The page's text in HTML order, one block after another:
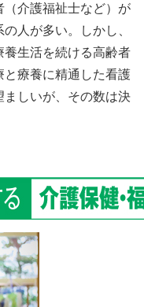
（介護福祉士など）が
人が多い。しかし、
生活を続ける高齢者
療養に精通した看護
しいが、その数は決